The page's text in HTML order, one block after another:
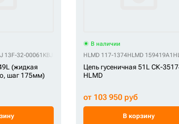
HSTF G40850C0M00039 HSTF G40850C0S00039HSTF
13F-32-00061 KBJ 13F-32-00062KBJ E40500B0M00049KBJ
(жидкая
шаг 175мм)
В наличии
HLMD 117-1374HLMD 159419A1
Цепь гусеничная 51L СК-
HLMD
от 103 950 руб
В корзину